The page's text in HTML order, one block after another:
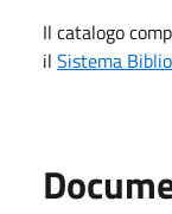
Il catalogo
il Sistema